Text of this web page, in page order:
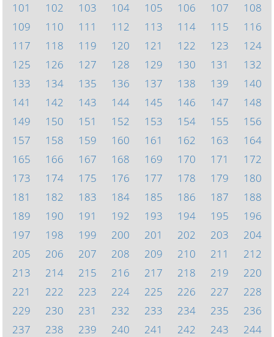
101
102 103 104 105 106 107
108
109
110 111 112 113 114 115
116
117
118 119 120 121 122 123
124
125
126 127 128 129 130 131
132
133
134 135 136 137 138 139
140
141
142 143 144 145 146 147
148
149
150 151 152 153 154 155
156
157
158 159 160 161 162 163
164
165
166 167 168 169 170 171
172
173
174 175 176 177 178 179
180
181
182 183 184 185 186 187
188
189
190 191 192 193 194 195
196
197
198 199 200 201 202 203
204
205
206 207 208 209 210 211
212
213
214 215 216 217 218 219
220
221
222 223 224 225 226 227
228
229
230 231 232 233 234 235
236
237
238 239 240 241 242 243
244